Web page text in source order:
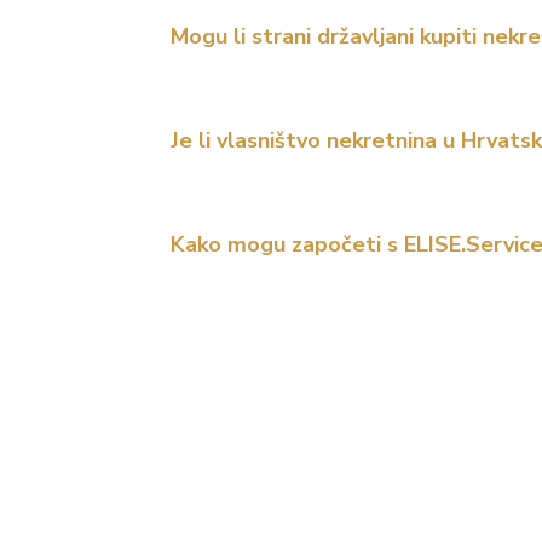
Mogu li strani državljani kupiti
Je li vlasništvo nekretnina u
Kako mogu započeti s